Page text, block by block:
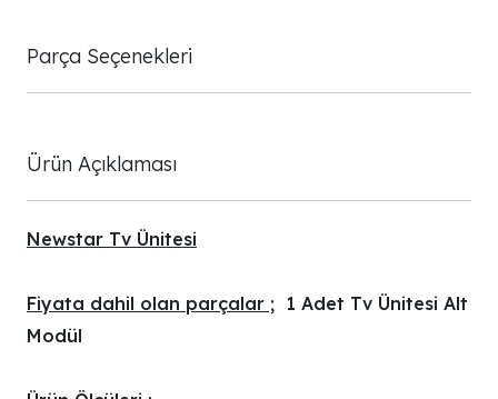
Parça Seçenekleri
Ürün Açıklaması
Newstar Tv Ünitesi
Fiyata dahil olan parçalar ; 1 Adet Tv Ünitesi Alt
Modül